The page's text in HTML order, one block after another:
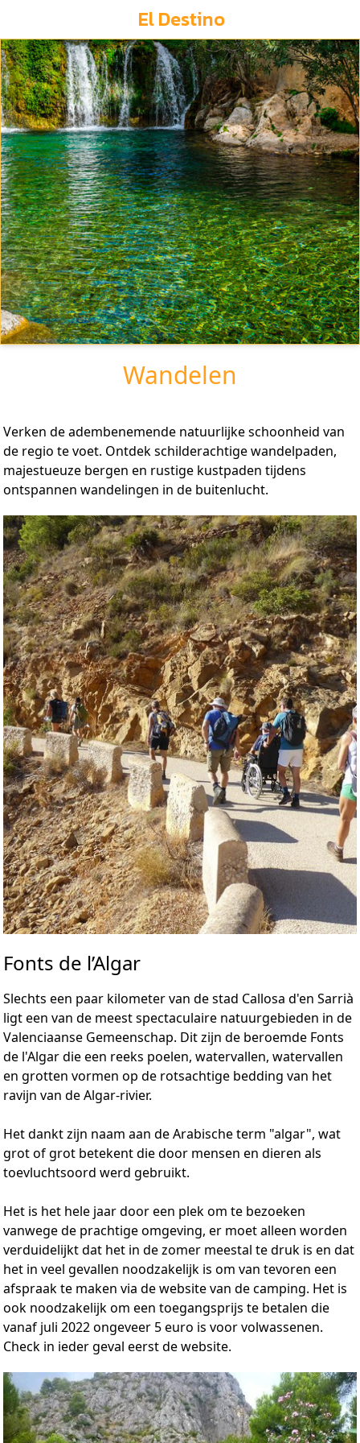
El Destino
Wandelen
Verken de adembenemende natuurlijke schoonheid van
de regio te voet. Ontdek schilderachtige wandelpaden,
majestueuze bergen en rustige kustpaden tijdens
ontspannen wandelingen in de buitenlucht.
Fonts de l’Algar
Slechts een paar kilometer van de stad Callosa d'en Sarrià
ligt een van de meest spectaculaire natuurgebieden in de
Valenciaanse Gemeenschap. Dit zijn de beroemde Fonts
de l'Algar die een reeks poelen, watervallen, watervallen
en grotten vormen op de rotsachtige bedding van het
ravijn van de Algar-rivier.
Het dankt zijn naam aan de Arabische term "algar", wat
grot of grot betekent die door mensen en dieren als
toevluchtsoord werd gebruikt.
Het is het hele jaar door een plek om te bezoeken
vanwege de prachtige omgeving, er moet alleen worden
verduidelijkt dat het in de zomer meestal te druk is en dat
het in veel gevallen noodzakelijk is om van tevoren een
afspraak te maken via de website van de camping. Het is
ook noodzakelijk om een toegangsprijs te betalen die
vanaf juli 2022 ongeveer 5 euro is voor volwassenen.
Check in ieder geval eerst de website.